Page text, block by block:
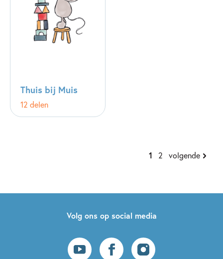
Thuis bij Muis
12 delen
1 2 volgende
Volg ons op social media